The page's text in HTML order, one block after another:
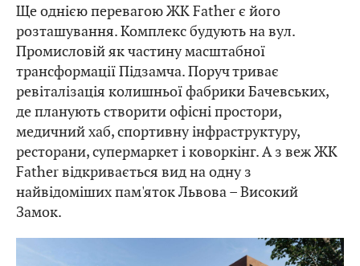
Ще однією перевагою ЖК Father є його
розташування. Комплекс будують на вул.
Промисловій як частину масштабної
трансформації Підзамча. Поруч триває
ревіталізація колишньої фабрики Бачевських,
де планують створити офісні простори,
медичний хаб, спортивну інфраструктуру,
ресторани, супермаркет і коворкінг. А з веж ЖК
Father відкривається вид на одну з
найвідоміших пам'яток Львова – Високий
Замок.